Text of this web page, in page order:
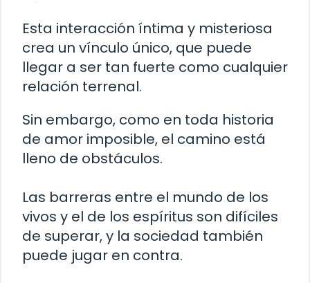
Esta interacción íntima y misteriosa
crea un vínculo único, que puede
llegar a ser tan fuerte como cualquier
relación terrenal.
Sin embargo, como en toda historia
de amor imposible, el camino está
lleno de obstáculos.
Las barreras entre el mundo de los
vivos y el de los espíritus son difíciles
de superar, y la sociedad también
puede jugar en contra.